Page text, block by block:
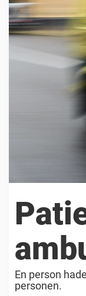
En person
personen.